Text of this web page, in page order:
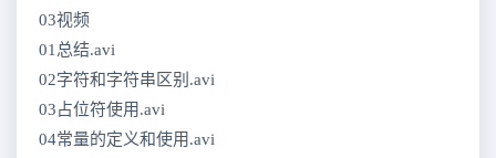
03视频
01总结.avi
02字符和字符串区别.avi
03占位符使用.avi
04常量的定义和使用.avi